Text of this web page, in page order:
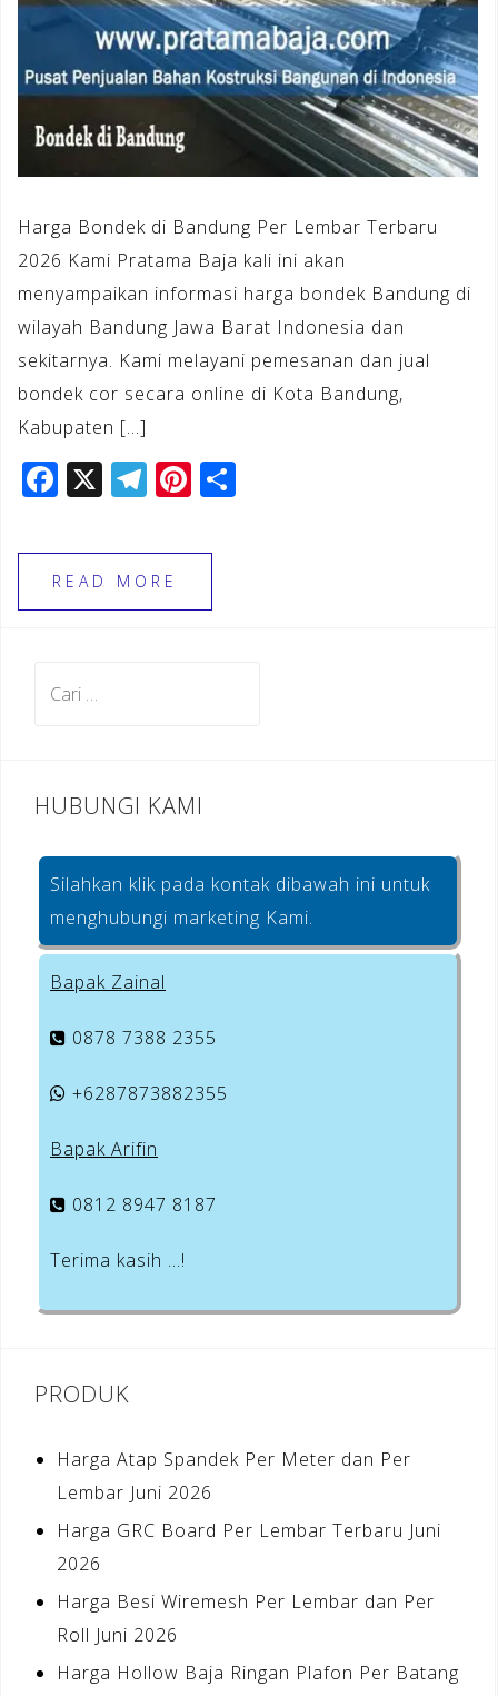
Harga Bondek di Bandung Per Lembar Terbaru
2026 Kami Pratama Baja kali ini akan
menyampaikan informasi harga bondek Bandung di
wilayah Bandung Jawa Barat Indonesia dan
sekitarnya. Kami melayani pemesanan dan jual
bondek cor secara online di Kota Bandung,
Kabupaten […]
F
c
e
b
o
X T
e
gr
a
Pi
te
e
READ MORE
HUBUNGI KAMI
Silahkan klik pada kontak dibawah ini untuk
menghubungi marketing Kami.
Bapak Zainal
0878 7388 2355
+6287873882355
Bapak Arifin
0812 8947 8187
Terima kasih …!
PRODUK
Harga Atap Spandek Per Meter dan Per
Lembar Juni 2026
Harga GRC Board Per Lembar Terbaru Juni
2026
Harga Besi Wiremesh Per Lembar dan Per
Roll Juni 2026
Harga Hollow Baja Ringan Plafon Per Batang